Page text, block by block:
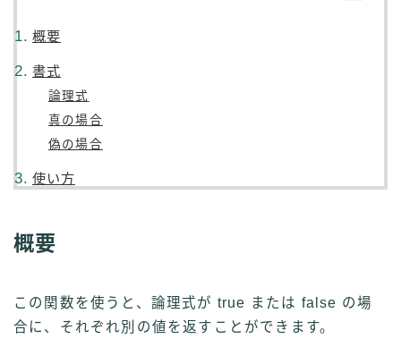
概要
書式
論理式
真の場合
偽の場合
使い方
概要
この関数を使うと、論理式が true または false の場
合に、それぞれ別の値を返すことができます。